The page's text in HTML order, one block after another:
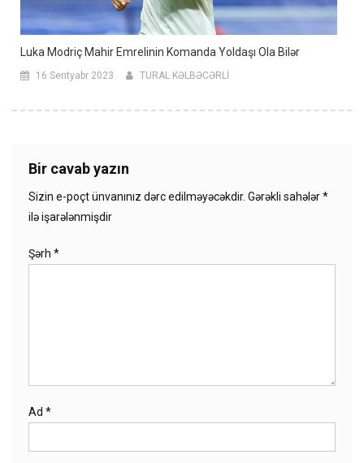
Luka Modriç Mahir Emrelinin Komanda Yoldaşı Ola Bilər
16 Sentyabr 2023 TURAL KƏLBƏCƏRLİ
Bir cavab yazın
Sizin e-poçt ünvanınız dərc edilməyəcəkdir. Gərəkli sahələr*
ilə işarələnmişdir
Şərh *
Ad *